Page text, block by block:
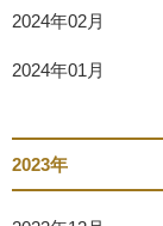
2024年02月
2024年01月
2023年